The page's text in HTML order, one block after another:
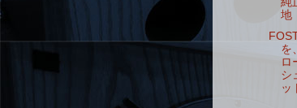
地
を
ロ
シ
ッ